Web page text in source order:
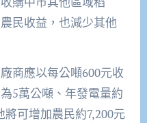
民收益，也減少其他
商應以每公噸600元收
5萬公噸、年發電量約
可增加農民約7,200元